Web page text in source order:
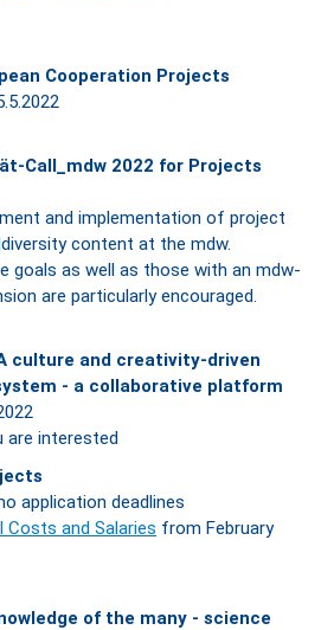
Cooperation Projects
Call_mdw 2022 for Projects
and implementation of project
content at the mdw.
goals as well as those with an mdw-
are particularly encouraged.
culture and creativity-driven
- a collaborative platform
are interested
application deadlines
Costs and Salaries from February
of the many - science